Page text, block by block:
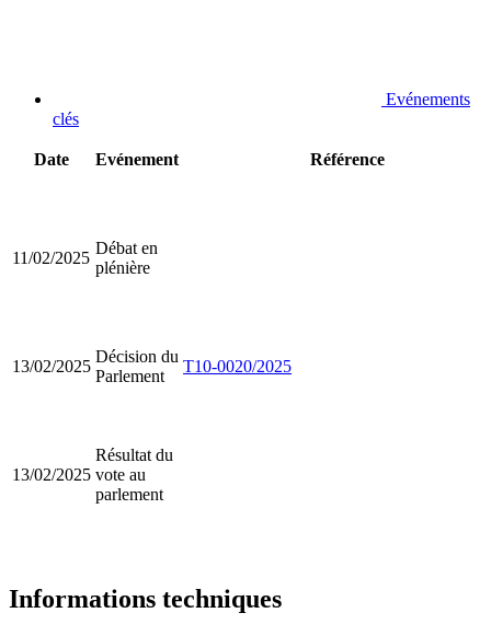
Evénements
clés
Date Evénement Référence
11/02/2025
Débat en
plénière
13/02/2025
Décision du
Parlement
T10-0020/2025
13/02/2025
Résultat du
vote au
parlement
Informations techniques